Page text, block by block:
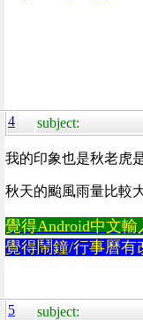
4 subject:
我的印象也是秋老虎
秋天的颱風雨量比較
覺得Android中文
覺得鬧鐘/行事曆有
5 subject: